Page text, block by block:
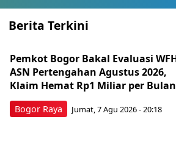
Berita Terkini
Bogor Raya
Pemkot Bogor Bakal Evaluasi
ASN Pertengahan Agustus 2026,
Klaim Hemat Rp1 Miliar per Bulan
Jumat, 7 Agu 2026 - 20:18